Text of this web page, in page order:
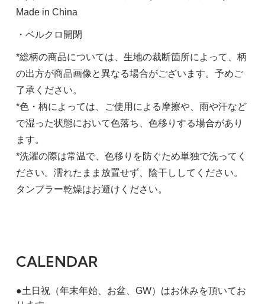
Made in China
・ベルクロ開閉
*総柄の商品については、生地の裁断箇所によって、柄
の出方が商品画像と異なる場合がございます。予めご
了承ください。
*色・柄によっては、ご使用による摩擦や、雨や汗など
で湿った状態において色落ち、色移りする場合があり
ます。
*洗濯の際は常温で、色移りを防ぐため単独で洗ってく
ださい。濡れたまま放置せず、陰干ししてください。
タンブラー乾燥はお避けください。
CALENDAR
●土日祝（年末年始、お盆、GW）はお休みを頂いてお